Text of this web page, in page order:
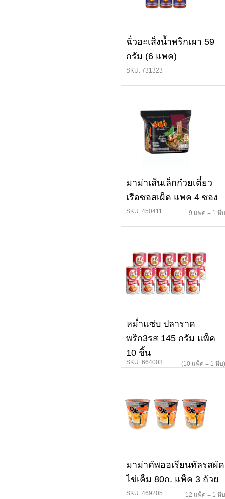
ฉั่วฮะเส็งน้ำพริกเผา 59
กรัม (6 แพค)
SKU: 731323
มาม่าเส้นเล็กก๋วยเตี๋ยว
เรือซอสเผ็ด แพค 4 ซอง
SKU: 450411 9 แพค = 1 หีบ
หม่ำแซ่บ ปลาราด
พริก3รส 145 กรัม แพ็ค
10 ชิ้น
SKU: 664003 (10 แพ็ค = 1 หีบ)
มาม่าคัพออเรียนทัลรสผัด
ไข่เค็ม 80ก. แพ็ค 3 ถ้วย
SKU: 469205 12 แพ็ค = 1 หีบ